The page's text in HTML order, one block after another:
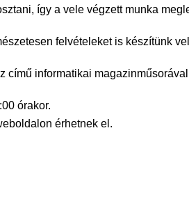
így a vele végzett munka
felvételeket is készítünk
című informatikai
órakor.
érhetnek el.